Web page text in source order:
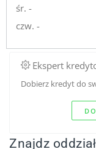
śr. -
czw. -
Ekspert
Dobierz kredyt do
Znajdz